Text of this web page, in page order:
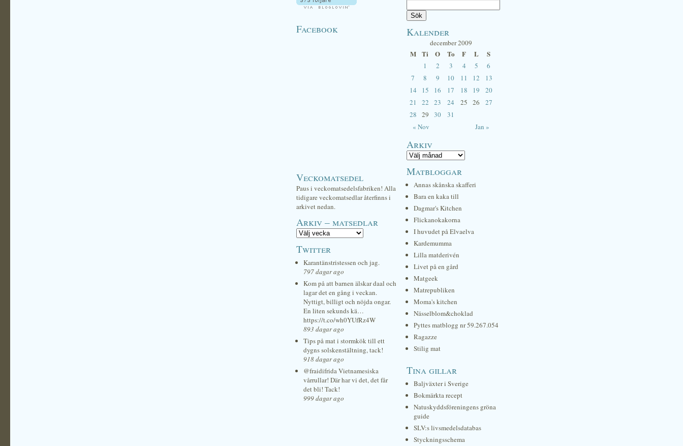
Facebook
Veckomatsedel
Paus i veckomatsedelsfabriken! Alla
tidigare veckomatsedlar återfinns i
arkivet nedan.
Arkiv – matsedlar
Twitter
Karantänstristessen och jag.
797 dagar ago
Kom på att barnen älskar daal och
lagar det en gång i veckan.
Nyttigt, billigt och nöjda ongar.
En liten sekunds kä…
https://t.co/wh0YUfRz4W
893 dagar ago
Tips på mat i stormkök till ett
dygns solskenstältning, tack!
918 dagar ago
@fraidifrida Vietnamesiska
vårrullar! Där har vi det, det får
det bli! Tack!
999 dagar ago
Kalender
december 2009
M Ti O To F L S
« Nov Jan »
1 2 3 4 5
6
7
8 9 10 11 12
13
14
15 16 17 18 19
20
21
22 23 24 25 26
27
28
29 30 31
Arkiv
Matbloggar
Annas skånska skafferi
Bara en kaka till
Dagmar's Kitchen
Flickanokakorna
I huvudet på Elvaelva
Kardemumma
Lilla matderivén
Livet på en gård
Matgeek
Matrepubliken
Moma's kitchen
Nässelblom&choklad
Pyttes matblogg nr 59.267.054
Ragazze
Stilig mat
Tina gillar
Baljväxter i Sverige
Bokmärkta recept
Natuskyddsföreningens gröna
guide
SLV:s livsmedelsdatabas
Styckningsschema